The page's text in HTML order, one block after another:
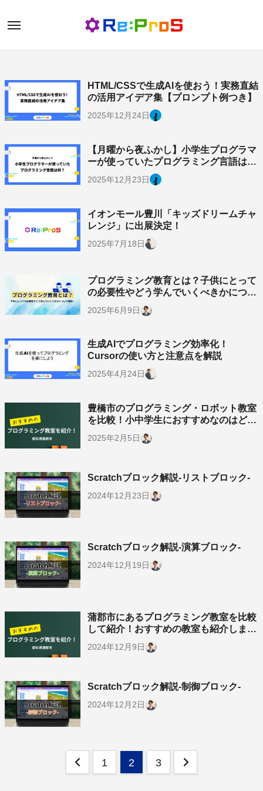
容
ッ
HTML/CSSで生成AIを使おう！実務直結
の活用アイデア集【プロンプト例つき】
2025年12月24日
【月曜から夜ふかし】小学生プログラマ
ーが使っていたプログラミング言語は
何？ 使い方を紹介！
2025年12月23日
イオンモール豊川「キッズドリームチャ
レンジ」に出展決定！
2025年7月18日
プログラミング教育とは？子供にとって
の必要性やどう学んでいくべきかについ
2025年6月9日
生成AIでプログラミング効率化！
Cursorの使い方と注意点を解説
2025年4月24日
豊橋市のプログラミング・ロボット教室
を比較！小中学生におすすめなのはど
2025年2月5日
Scratchブロック解説-リストブロック-
2024年12月23日
Scratchブロック解説-演算ブロック-
2024年12月19日
蒲郡市にあるプログラミング教室を比較
して紹介！おすすめの教室も紹介しま
す！【蒲郡駅/三河大塚駅/三河塩津駅】
2024年12月9日
Scratchブロック解説-制御ブロック-
2024年12月2日
1 2 3